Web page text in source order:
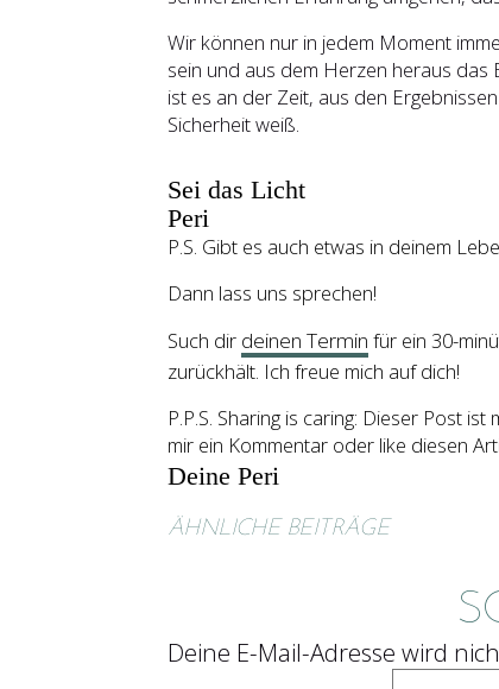
Wir können nur in jedem Moment
sein und aus dem Herzen heraus
ist es an der Zeit, aus den
Sicherheit weiß.
Sei das Licht
Peri
P.S. Gibt es auch etwas in deinem
Dann lass uns sprechen!
Such dir deinen Termin für ein 30-
zurückhält. Ich freue mich auf dich!
P.P.S. Sharing is caring: Dieser Post
mir ein Kommentar oder like diesen
Deine Peri
ÄHNLICHE BEITRÄGE
Deine E-Mail-Adresse wird